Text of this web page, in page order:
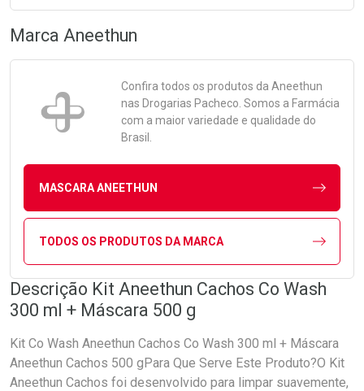
Marca Aneethun
Confira todos os produtos da Aneethun
nas Drogarias Pacheco. Somos a Farmácia
com a maior variedade e qualidade do
Brasil.
MASCARA ANEETHUN
TODOS OS PRODUTOS DA MARCA
Descrição Kit Aneethun Cachos Co Wash
300 ml + Máscara 500 g
Kit Co Wash Aneethun Cachos Co Wash 300 ml + Máscara
Aneethun Cachos 500 gPara Que Serve Este Produto?O Kit
Aneethun Cachos foi desenvolvido para limpar suavemente,